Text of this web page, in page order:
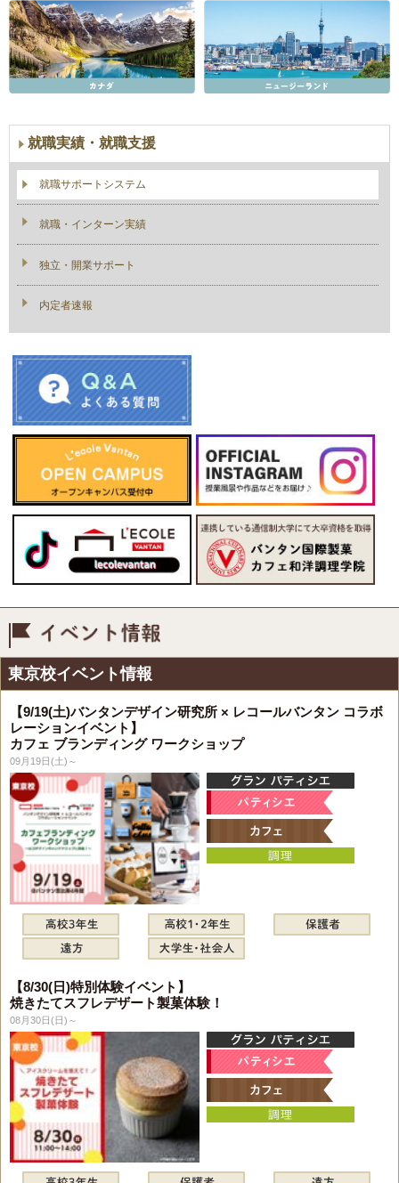
就職実績・就職支援
就職サポートシステム
就職・インターン実績
独立・開業サポート
内定者速報
東京校イベント情報
【9/19(土)バンタンデザイン研究所 × レコールバンタン コラボ
レーションイベント】
カフェ ブランディング ワークショップ
09月19日(土)～
【8/30(日)特別体験イベント】
焼きたてスフレデザート製菓体験！
08月30日(日)～